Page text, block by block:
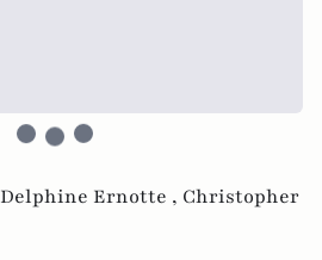
Delphine Ernotte , Christopher